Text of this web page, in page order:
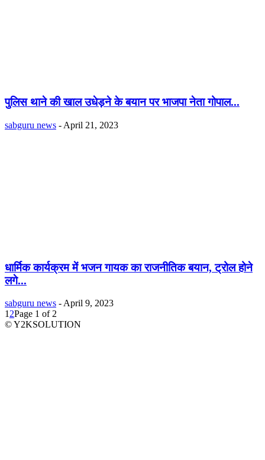
पुलिस थाने की खाल उधेड़ने के बयान पर भाजपा नेता गोपाल...
sabguru news - April 21, 2023
धार्मिक कार्यक्रम में भजन गायक का राजनीतिक बयान, ट्रोल होने
लगे...
sabguru news - April 9, 2023
1 2Page 1 of 2
© Y2KSOLUTION